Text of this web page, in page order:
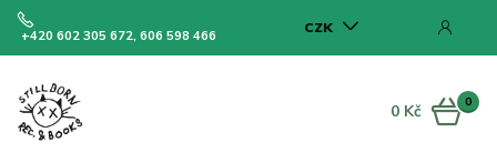
CZK
+420 602 305 672, 606 598 466
0
0 Kč